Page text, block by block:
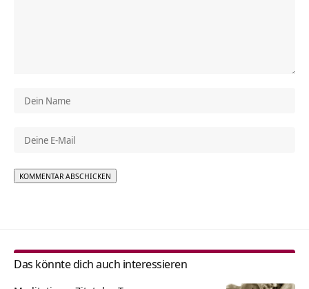
Das könnte dich auch interessieren